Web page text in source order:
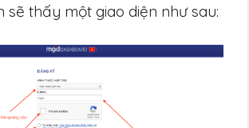
sẽ thấy một giao diện như sau: